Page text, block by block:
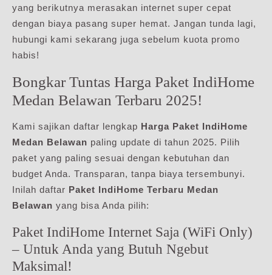
yang berikutnya merasakan internet super cepat
dengan biaya pasang super hemat. Jangan tunda lagi,
hubungi kami sekarang juga sebelum kuota promo
habis!
Bongkar Tuntas Harga Paket IndiHome
Medan Belawan Terbaru 2025!
Kami sajikan daftar lengkap Harga Paket IndiHome
Medan Belawan paling update di tahun 2025. Pilih
paket yang paling sesuai dengan kebutuhan dan
budget Anda. Transparan, tanpa biaya tersembunyi.
Inilah daftar Paket IndiHome Terbaru Medan
Belawan yang bisa Anda pilih:
Paket IndiHome Internet Saja (WiFi Only)
– Untuk Anda yang Butuh Ngebut
Maksimal!